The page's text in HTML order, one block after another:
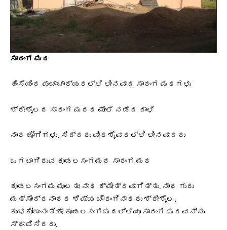
ಸಾರಂಗ ಮಠ
ಹಿಂಸೆಯಿಂದ ಪಂಚಾಚಾರ್ಯರಲ್ಲಿ ಲೀನವಾದ ಸಾರಂಗ ಮಠಗಳು
ಶ್ರೀಶೈಲದ ಸಾರಂಗ ಮಠದ ಮೇಲೆ ನಡೆದ ದಾಳಿ
ನಾಥ ಜೋಗಿಗಳು, ಸಿದ್ದರು ವೀರಶೈವರಲ್ಲಿ ಲೀನವಾದರು
ಒಗಟಾಗಿರುವ ಕೂಡಲಸಂಗಮದ ಸಾರಂಗ ಮಠ
ಕೂಡಲಸಂಗಮ ಮೂಲತಃ ನಾಥ ಕ್ಷೇತ್ರವಾಗಿತ್ತು. ನಾಥ ಗುರು
ಮತ್ಸೇಂದ್ರನಾಥರ ಶಿಷ್ಯ ಚೌರಂಗಿನಾಥರು ಶ್ರೀಶೈಲ,
ಕುಂಭಕೋಣಂನಂತೆಯೇ ಕೂಡಲಸಂಗಮದಲ್ಲಿಯೂ ಸಾರಂಗ ಮಠವನ್ನು
ಸ್ಥಾಪಿಸಿದರು.